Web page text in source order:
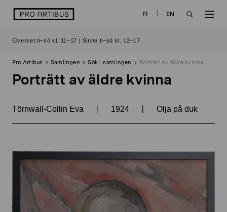
logo FI
EN
Elverket ti–sö kl. 11–17 | Sinne ti–sö kl. 12–17
Pro Artibus Samlingen Sök i samlingen Porträtt av äldre kvinna
Porträtt av äldre kvinna
Törnwall-Collin Eva | 1924 | Olja på duk